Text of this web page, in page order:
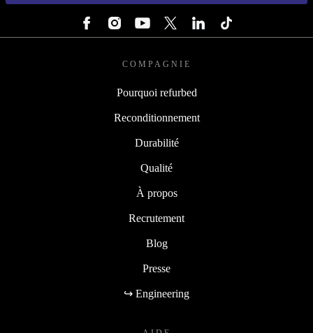
COMPAGNIE
Pourquoi refurbed
Reconditionnement
Durabilité
Qualité
À propos
Recrutement
Blog
Presse
↪ Engineering